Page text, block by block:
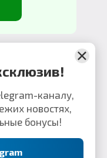
каналу,
новостях,
бонусы!